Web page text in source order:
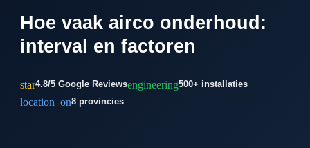
Hoe vaak airco onderhoud:
interval en factoren
star4.8/5 Google Reviewsengineering500+ installaties
location_on8 provincies